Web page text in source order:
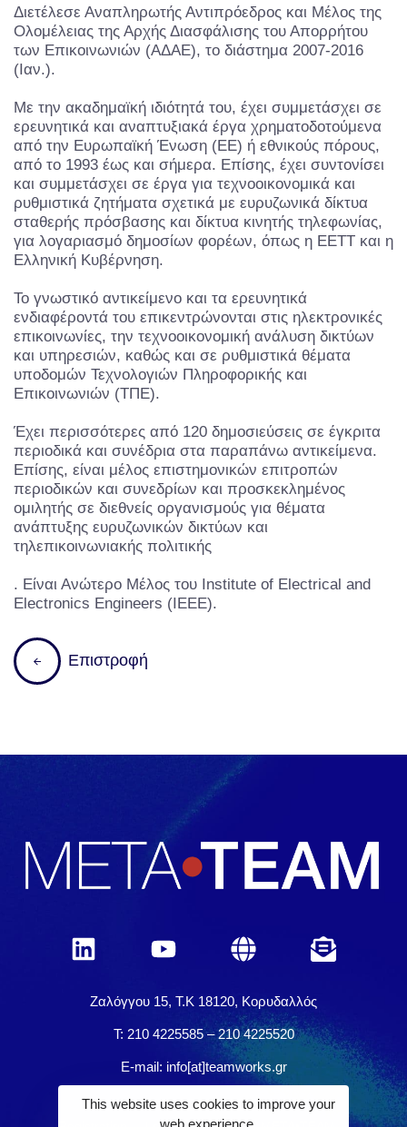
Διετέλεσε Αναπληρωτής Αντιπρόεδρος και Μέλος της
Ολομέλειας της Αρχής Διασφάλισης του Απορρήτου
των Επικοινωνιών (ΑΔΑΕ), το διάστημα 2007-2016
(Ιαν.).
Με την ακαδημαϊκή ιδιότητά του, έχει συμμετάσχει σε
ερευνητικά και αναπτυξιακά έργα χρηματοδοτούμενα
από την Ευρωπαϊκή Ένωση (ΕΕ) ή εθνικούς πόρους,
από το 1993 έως και σήμερα. Επίσης, έχει συντονίσει
και συμμετάσχει σε έργα για τεχνοοικονομικά και
ρυθμιστικά ζητήματα σχετικά με ευρυζωνικά δίκτυα
σταθερής πρόσβασης και δίκτυα κινητής τηλεφωνίας,
για λογαριασμό δημοσίων φορέων, όπως η ΕΕΤΤ και η
Ελληνική Κυβέρνηση.
Το γνωστικό αντικείμενο και τα ερευνητικά
ενδιαφέροντά του επικεντρώνονται στις ηλεκτρονικές
επικοινωνίες, την τεχνοοικονομική ανάλυση δικτύων
και υπηρεσιών, καθώς και σε ρυθμιστικά θέματα
υποδομών Τεχνολογιών Πληροφορικής και
Επικοινωνιών (ΤΠΕ).
Έχει περισσότερες από 120 δημοσιεύσεις σε έγκριτα
περιοδικά και συνέδρια στα παραπάνω αντικείμενα.
Επίσης, είναι μέλος επιστημονικών επιτροπών
περιοδικών και συνεδρίων και προσκεκλημένος
ομιλητής σε διεθνείς οργανισμούς για θέματα
ανάπτυξης ευρυζωνικών δικτύων και
τηλεπικοινωνιακής πολιτικής
. Είναι Ανώτερο Μέλος του Institute of Electrical and
Electronics Engineers (ΙΕΕΕ).
Επιστροφή
Ζαλόγγου 15, Τ.Κ 18120, Κορυδαλλός
Τ: 210 4225585 – 210 4225520
E-mail: info[at]teamworks.gr
This website uses cookies to improve your
web experience.